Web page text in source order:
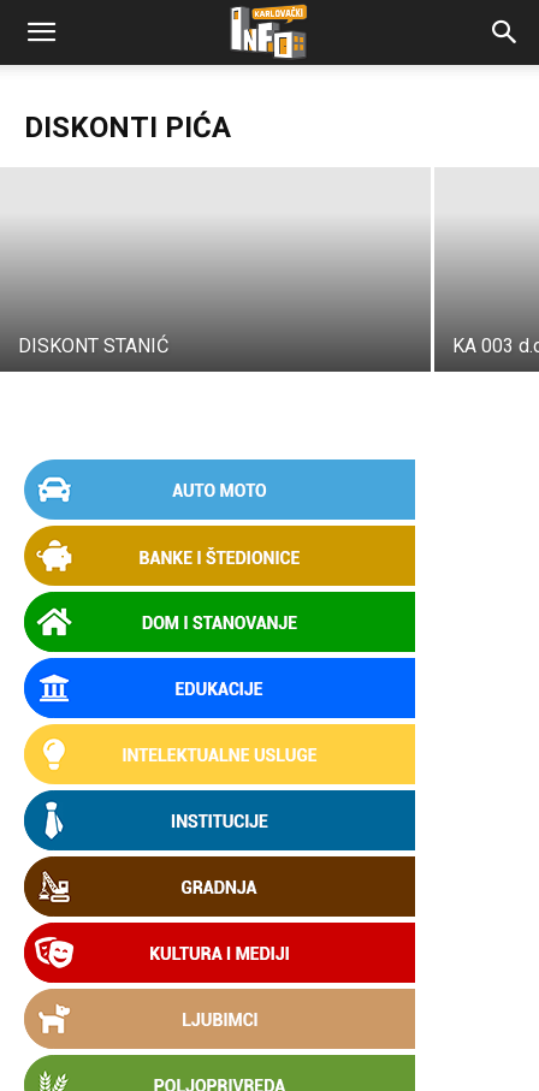
DISKONTI PIĆA
Karlovački Info - 04/07/2024
DISKONT STANIĆ KA 003